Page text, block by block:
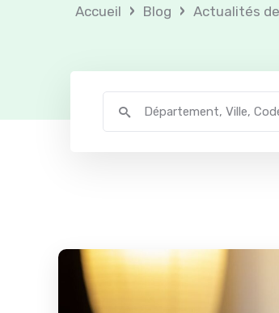
Accueil › Blog › Actualités